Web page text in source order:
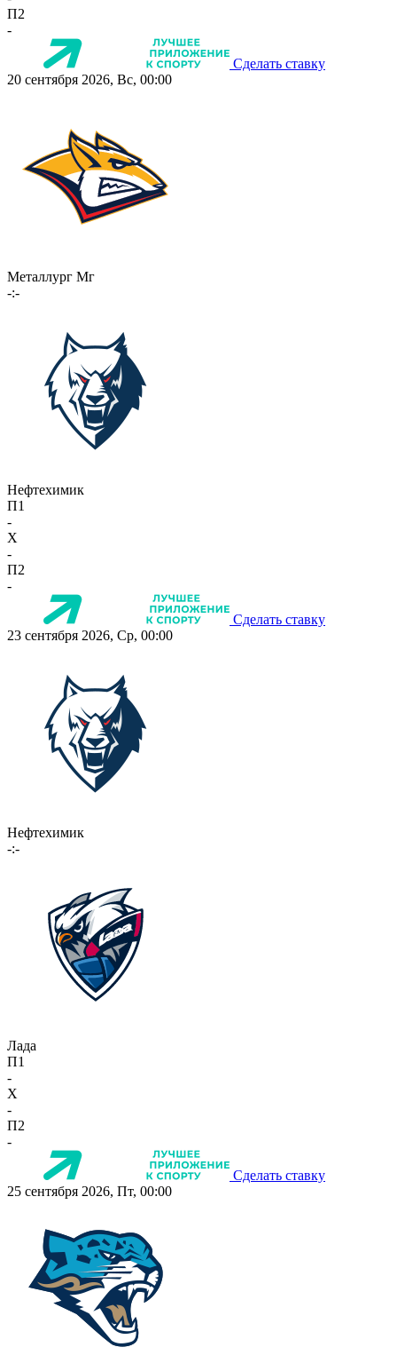
П2
-
Сделать ставку
20 сентября 2026, Вс, 00:00
Металлург Мг
-:-
Нефтехимик
П1
-
X
-
П2
-
Сделать ставку
23 сентября 2026, Ср, 00:00
Нефтехимик
-:-
Лада
П1
-
X
-
П2
-
Сделать ставку
25 сентября 2026, Пт, 00:00